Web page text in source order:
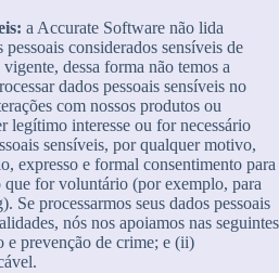
a Accurate Software não lida
considerados sensíveis de
dessa forma não temos a
dados pessoais sensíveis no
com nossos produtos ou
legítimo interesse ou for necessário
sensíveis, por qualquer motivo,
expresso e formal consentimento para
que for voluntário (por exemplo, para
Se processarmos seus dados pessoais
nós nos apoiamos nas seguintes
e prevenção de crime; e (ii)